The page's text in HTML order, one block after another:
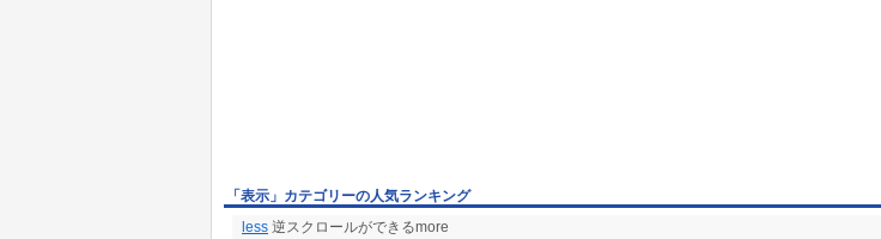
「表示」カテゴリーの人気ランキング
less 逆スクロールができるmore